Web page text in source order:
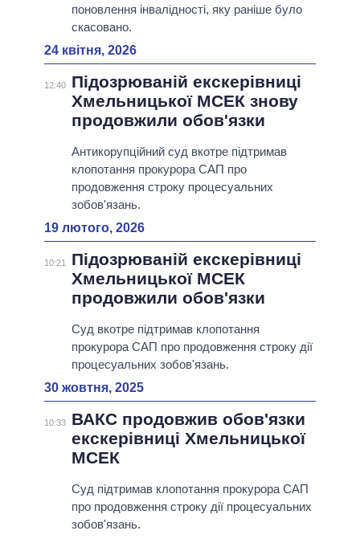
поновлення інвалідності, яку раніше було
скасовано.
24 квітня, 2026
12:40
Підозрюваній екскерівниці
Хмельницької МСЕК знову
продовжили обов'язки
Антикорупційний суд вкотре підтримав
клопотання прокурора САП про
продовження строку процесуальних
зобов'язань.
19 лютого, 2026
10:21
Підозрюваній екскерівниці
Хмельницької МСЕК
продовжили обов'язки
Суд вкотре підтримав клопотання
прокурора САП про продовження строку дії
процесуальних зобов'язань.
30 жовтня, 2025
10:33
ВАКС продовжив обов'язки
екскерівниці Хмельницької
МСЕК
Суд підтримав клопотання прокурора САП
про продовження строку дії процесуальних
зобов'язань.